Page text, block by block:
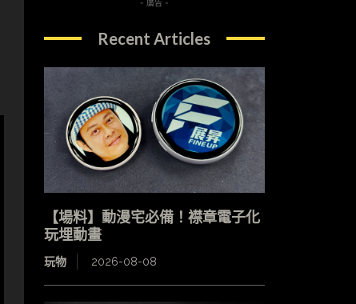
- 廣告 -
Recent Articles
【場料】動漫宅必備！襟章電子化
玩埋動畫
玩物 2026-08-08